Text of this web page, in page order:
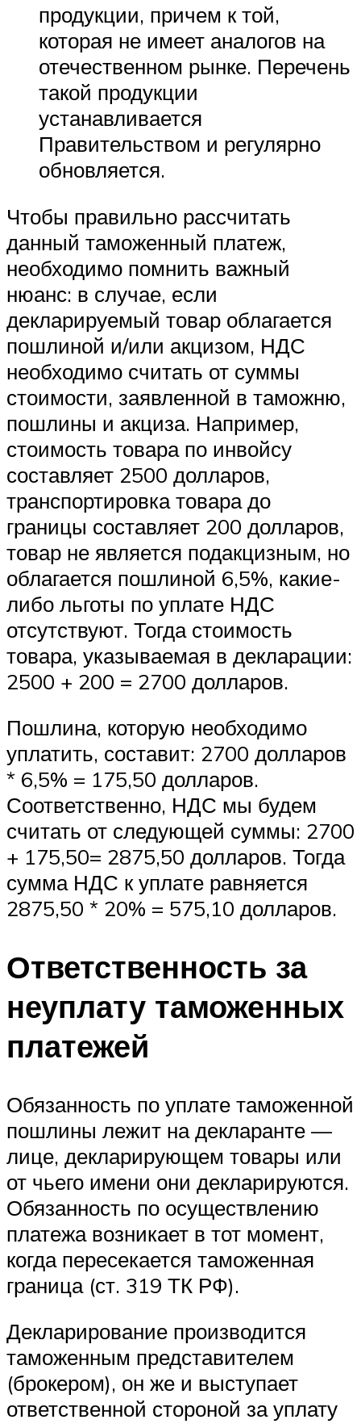
продукции, причем к той,
которая не имеет аналогов на
отечественном рынке. Перечень
такой продукции
устанавливается
Правительством и регулярно
обновляется.
Чтобы правильно рассчитать
данный таможенный платеж,
необходимо помнить важный
нюанс: в случае, если
декларируемый товар облагается
пошлиной и/или акцизом, НДС
необходимо считать от суммы
стоимости, заявленной в таможню,
пошлины и акциза. Например,
стоимость товара по инвойсу
составляет 2500 долларов,
транспортировка товара до
границы составляет 200 долларов,
товар не является подакцизным, но
облагается пошлиной 6,5%, какие-
либо льготы по уплате НДС
отсутствуют. Тогда стоимость
товара, указываемая в декларации:
2500 + 200 = 2700 долларов.
Пошлина, которую необходимо
уплатить, составит: 2700 долларов
* 6,5% = 175,50 долларов.
Соответственно, НДС мы будем
считать от следующей суммы: 2700
+ 175,50= 2875,50 долларов. Тогда
сумма НДС к уплате равняется
2875,50 * 20% = 575,10 долларов.
Ответственность за
неуплату таможенных
платежей
Обязанность по уплате таможенной
пошлины лежит на декларанте —
лице, декларирующем товары или
от чьего имени они декларируются.
Обязанность по осуществлению
платежа возникает в тот момент,
когда пересекается таможенная
граница (ст. 319 ТК РФ).
Декларирование производится
таможенным представителем
(брокером), он же и выступает
ответственной стороной за уплату